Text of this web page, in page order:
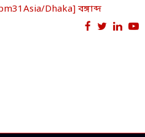
Dhaka] বঙ্গাব্দ
Facebook
Twitter